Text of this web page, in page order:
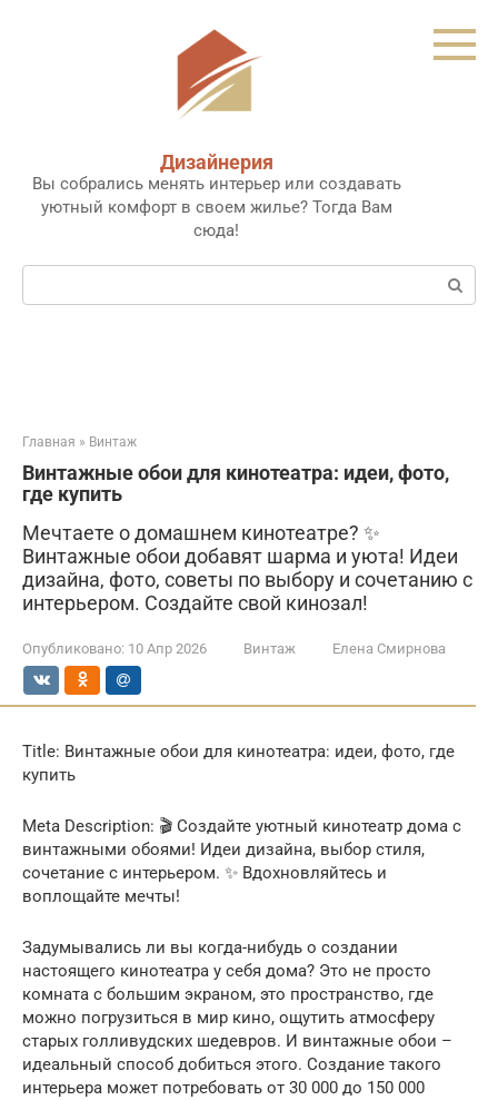
Дизайнерия
Вы собрались менять интерьер или создавать
уютный комфорт в своем жилье? Тогда Вам
сюда!
Поиск:
Главная » Винтаж
Винтажные обои для кинотеатра: идеи, фото,
где купить
Мечтаете о домашнем кинотеатре? ✨
Винтажные обои добавят шарма и уюта! Идеи
дизайна, фото, советы по выбору и сочетанию с
интерьером. Создайте свой кинозал!
Опубликовано: 10 Апр 2026 Винтаж Елена Смирнова
Title: Винтажные обои для кинотеатра: идеи, фото, где
купить
Meta Description: 🎬 Создайте уютный кинотеатр дома с
винтажными обоями! Идеи дизайна, выбор стиля,
сочетание с интерьером. ✨ Вдохновляйтесь и
воплощайте мечты!
Задумывались ли вы когда-нибудь о создании
настоящего кинотеатра у себя дома? Это не просто
комната с большим экраном, это пространство, где
можно погрузиться в мир кино, ощутить атмосферу
старых голливудских шедевров. И винтажные обои –
идеальный способ добиться этого. Создание такого
интерьера может потребовать от 30 000 до 150 000